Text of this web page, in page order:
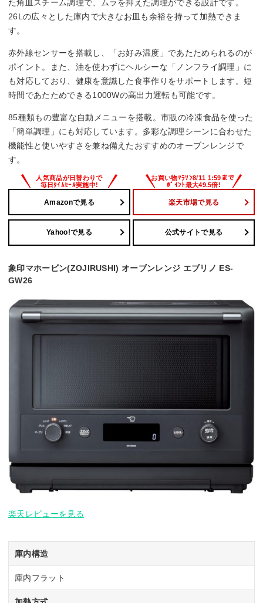
–
サイズ
幅480x高さ350x奥行390(ハンドル含む432)mm
た角皿スチーム調理で、ムラを抑えた調理ができる設計です。
26Lの広々とした庫内で大きなお皿も余裕を持って加熱できま
す。
赤外線センサーを搭載し、「お好み温度」であたためられるのが
ポイント。また、油を使わずにヘルシーな「ノンフライ調理」に
も対応しており、健康を意識した食事作りをサポートします。短
時間であたためできる1000Wの高出力運転も可能です。
85種類もの豊富な自動メニューを搭載。市販の冷凍食品を使った
「簡単調理」にも対応しています。多彩な調理シーンに合わせた
機能性と使いやすさを兼ね備えたおすすめのオーブンレンジで
す。
Amazonで見る 楽天市場で見る
Yahoo!で見る 公式サイトで見る
象印マホービン(ZOJIRUSHI) オーブンレンジ エブリノ ES-
GW26
楽天レビューを見る
庫内構造
庫内フラット